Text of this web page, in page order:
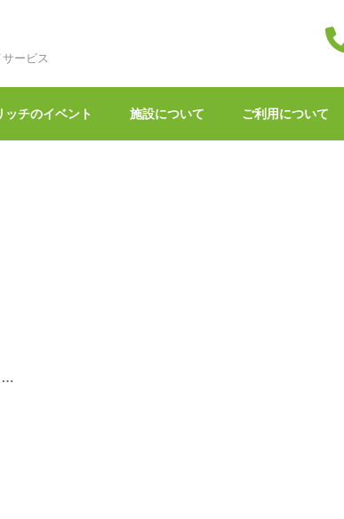
ービス
ッチのイベント 施設について ご利用について
…